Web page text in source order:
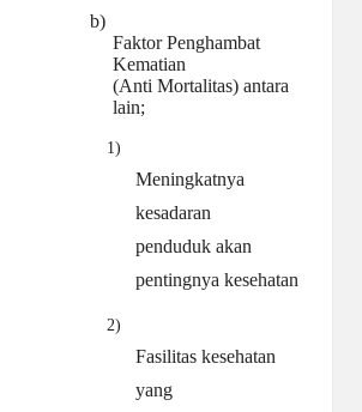
b)
Faktor Penghambat
Kematian
(Anti Mortalitas) antara
lain;
1)
Meningkatnya
kesadaran
penduduk akan
pentingnya kesehatan
2)
Fasilitas kesehatan
yang